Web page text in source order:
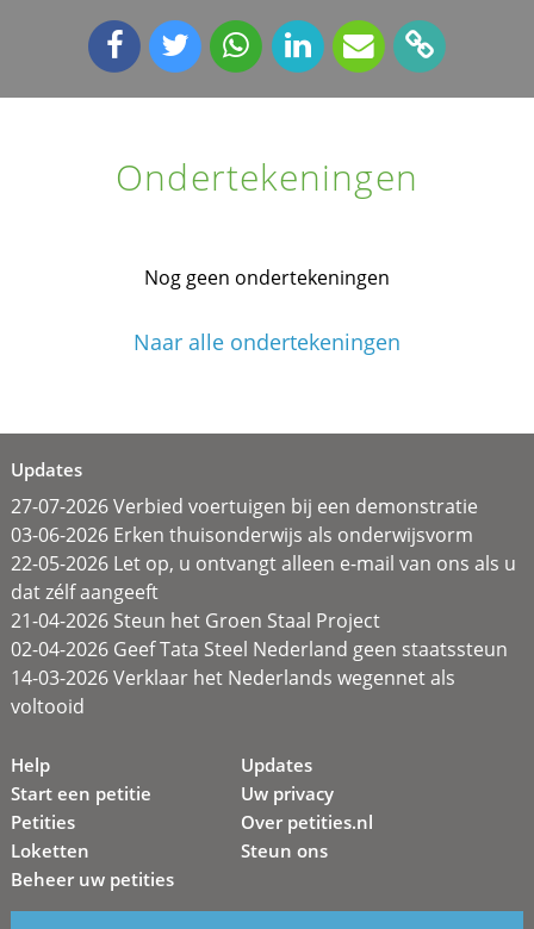
Ondertekeningen
Nog geen ondertekeningen
Naar alle ondertekeningen
Updates
27-07-2026 Verbied voertuigen bij een demonstratie
03-06-2026 Erken thuisonderwijs als onderwijsvorm
22-05-2026 Let op, u ontvangt alleen e-mail van ons als u
dat zélf aangeeft
21-04-2026 Steun het Groen Staal Project
02-04-2026 Geef Tata Steel Nederland geen staatssteun
14-03-2026 Verklaar het Nederlands wegennet als
voltooid
Help
Start een petitie
Petities
Loketten
Beheer uw petities
Updates
Uw privacy
Over petities.nl
Steun ons